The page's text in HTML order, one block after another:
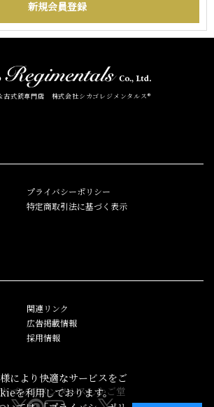
古式銃専門店 株式会社シカゴレジメンタルス®
プライバシーポリシー
特定商取引法に基づく表示
関連リンク
広告掲載情報
採用情報
ゴレジメンタルスしかご堂
により快適なサービスをご
を利用しております。